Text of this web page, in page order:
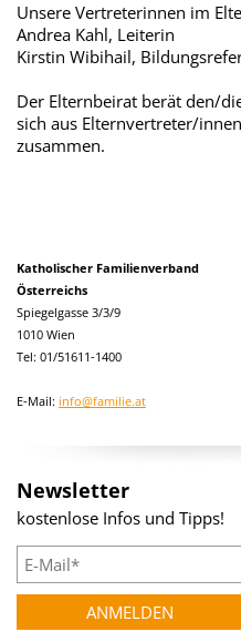
Unsere Vertreterinnen im
Andrea Kahl, Leiterin
Kirstin Wibihail,
Der Elternbeirat berät den/
sich aus Elternvertreter/
zusammen.
Katholischer Familienverband
Österreichs
Spiegelgasse 3/3/9
1010 Wien
Tel: 01/51611-1400
E-Mail: info@familie.at
Newsletter
kostenlose Infos und Tipps!